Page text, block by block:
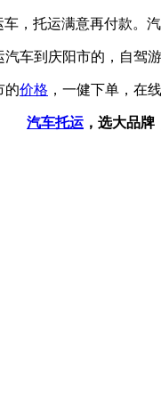
，托运满意再付款。
汽车到庆阳市的，自驾
的价格 ，一健下单，在
汽车托运 ，选大品牌